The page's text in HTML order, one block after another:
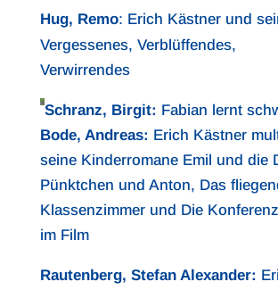
Hug, Remo: Erich Kästner und
Vergessenes, Verblüffendes,
Verwirrendes
Schranz, Birgit: Fabian lernt
Bode, Andreas: Erich Kästner
seine Kinderromane Emil und die
Pünktchen und Anton, Das
Klassenzimmer und Die
im Film
Rautenberg, Stefan Alexander: